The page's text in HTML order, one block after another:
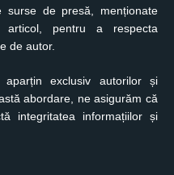
de presă, menționate
articol, pentru a respecta
de autor.
aparțin exclusiv autorilor și
abordare, ne asigurăm că
integritatea informațiilor și